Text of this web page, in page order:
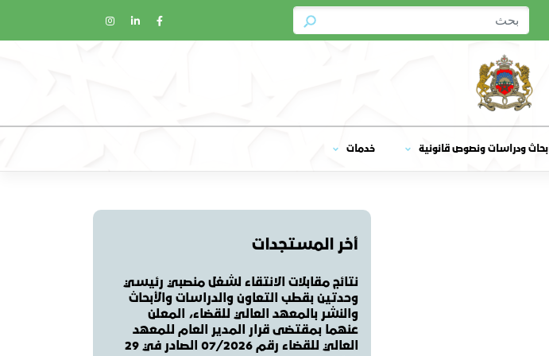
أبحاث ودراسات ونصوص قانونية خدمات
أخر المستجدات
نتائج مقابلات الانتقاء لشغل منصبي رئيسي
وحدتين بقطب التعاون والدراسات والأبحاث
والنشر بالمعهد العالي للقضاء، المعلن
عنهما بمقتضى قرار المدير العام للمعهد
العالي للقضاء رقم 07/2026 الصادر في 29